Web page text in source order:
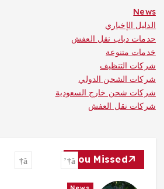
News
الدليل الإخباري
حدمات دباب نقل العفش
خدمات متنوعة
شركات التنظيف
شركات الشحن الدولي
شركات شحن خارج السعودية
شركات نقل العفش
You Missed